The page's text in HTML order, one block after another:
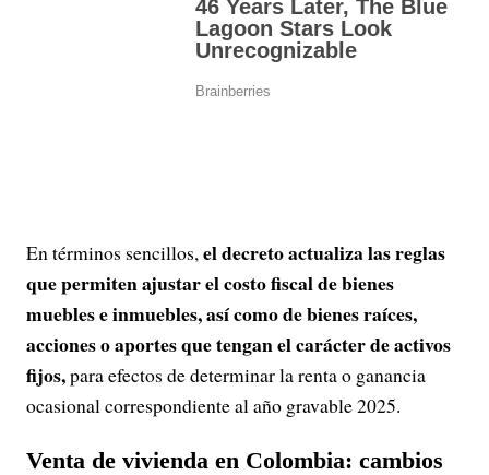
En términos sencillos,el decreto actualiza las reglas
que permiten ajustar el costo fiscal de bienes
muebles e inmuebles, así como de bienes raíces,
acciones o aportes que tengan el carácter de activos
fijos,para efectos de determinar la renta o ganancia
ocasional correspondiente al año gravable 2025.
Venta de vivienda en Colombia: cambios